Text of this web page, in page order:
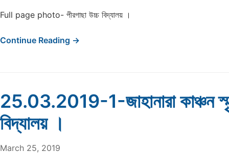
Full page photo- পীরগাছা উচ্চ বিদ্যালয় ।
Continue Reading →
25.03.2019-1-জাহানারা কাঞ্চন
বিদ্যালয় ।
March 25, 2019